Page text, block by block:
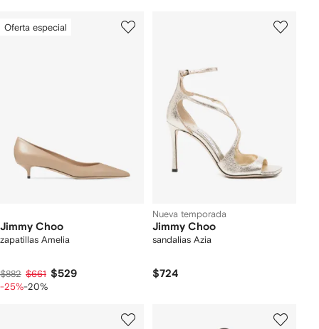
Oferta especial
Jimmy Choo
zapatillas Amelia
$882 $661 $529
-25%-20%
Nueva temporada
Jimmy Choo
sandalias Azia
$724